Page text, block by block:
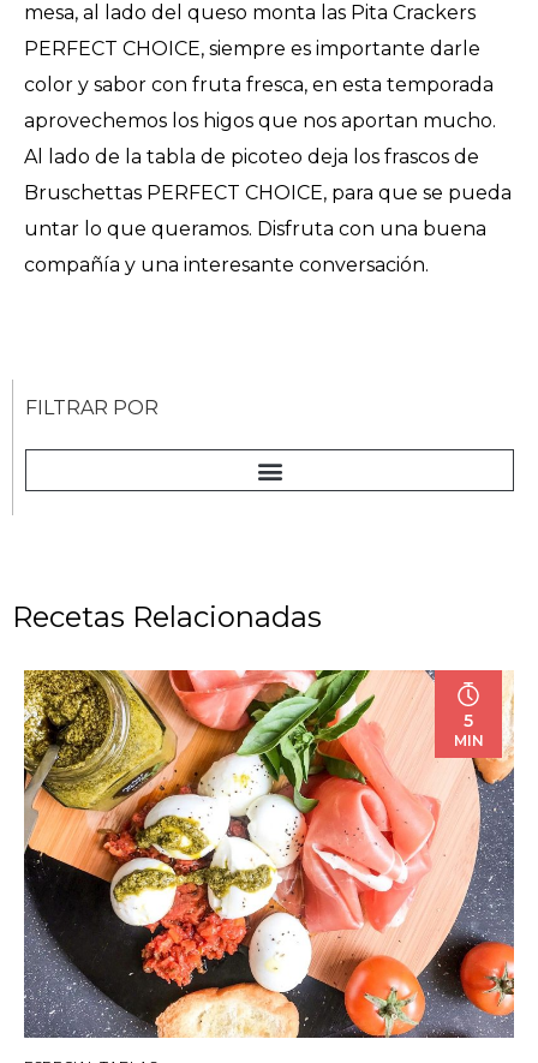
mesa, al lado del queso monta las Pita Crackers
PERFECT CHOICE, siempre es importante darle
color y sabor con fruta fresca, en esta temporada
aprovechemos los higos que nos aportan mucho.
Al lado de la tabla de picoteo deja los frascos de
Bruschettas PERFECT CHOICE, para que se pueda
untar lo que queramos. Disfruta con una buena
compañía y una interesante conversación.
FILTRAR POR
Recetas Relacionadas
5
MIN